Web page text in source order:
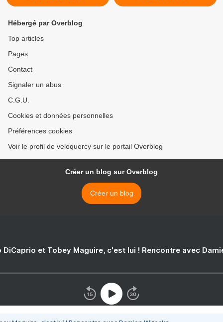
Hébergé par Overblog
Top articles
Pages
Contact
Signaler un abus
C.G.U.
Cookies et données personnelles
Préférences cookies
Voir le profil de veloquercy sur le portail Overblog
Créer un blog sur Overblog
Créer un blog
DiCaprio et Tobey Maguire, c'est lui ! Rencontre avec